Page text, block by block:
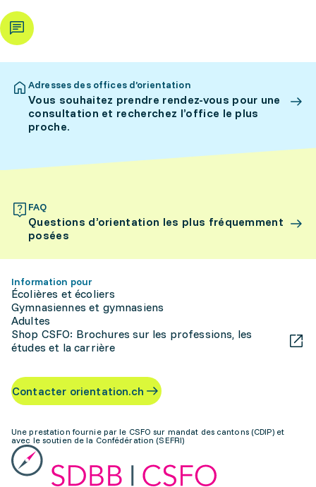
Adresses des offices d’orientation
Vous souhaitez prendre rendez-vous pour une
consultation et recherchez l’office le plus
proche.
FAQ
Questions d’orientation les plus fréquemment
posées
Information pour
Écolières et écoliers
Gymnasiennes et gymnasiens
Adultes
Shop CSFO: Brochures sur les professions, les
études et la carrière
Contacter orientation.ch
Une prestation fournie par le CSFO sur mandat des cantons (CDIP) et
avec le soutien de la Confédération (SEFRI)